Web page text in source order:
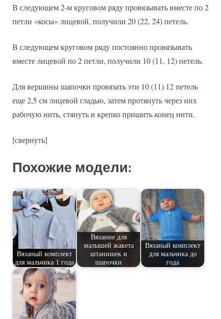
В следующем 2-м круговом ряду провязывать вместе по 2
петли «косы» лицевой, получили 20 (22, 24) петель.
В следующем круговом ряду постоянно провязывать
вместе лицевой по 2 петли, получили 10 (11, 12) петель.
Для вершины шапочки провязать эти 10 (11) 12 петель
еще 2,5 см лицевой гладью, затем протянуть через них
рабочую нить, стянуть и крепко пришить конец нити.
[свернуть]
Похожие модели:
Вязаный комплект
для мальчика 1 года
Вязание для
малышей жакета
штанишек и
шапочки
Вязаный комплект
для мальчика до
года